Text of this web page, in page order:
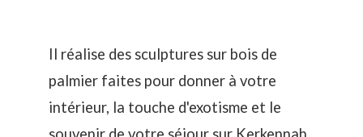
Il réalise des sculptures sur bois de
palmier faites pour donner à votre
intérieur, la touche d'exotisme et le